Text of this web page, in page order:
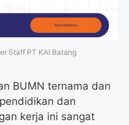
Staff PT KAI Batang
BUMN ternama dan
dan
kerja ini sangat